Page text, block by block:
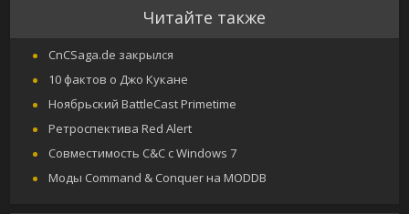
Читайте также
CnCSaga.de закрылся
10 фактов о Джо Кукане
Ноябрьский BattleCast Primetime
Ретроспектива Red Alert
Совместимость C&C с Windows 7
Моды Command & Conquer на MODDB